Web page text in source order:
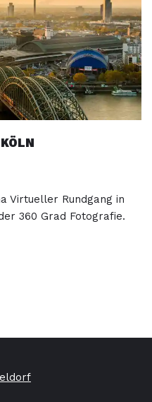
Virtueller Rundgang in
360 Grad Fotografie.